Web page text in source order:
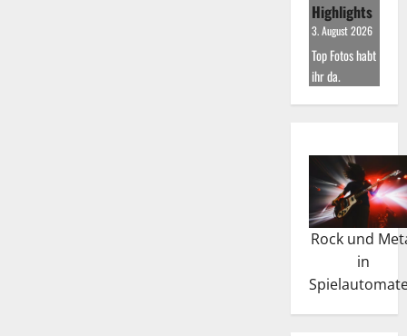
Highlights
3. August 2026
Top Fotos habt
ihr da.
Rock und
in